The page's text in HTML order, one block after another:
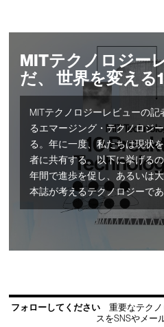
MITテクノロジー
だ、 世界を変える
MITテクノロジーレビューの
るエマージング・テクノロジ
る。年に一度、私たちは現状
者に共有する。以下に挙げる
年間で進歩を促し、あるいは
本誌が考えるテクノロジーであ
フォローしてください
重要なテク
スをSNSやメー